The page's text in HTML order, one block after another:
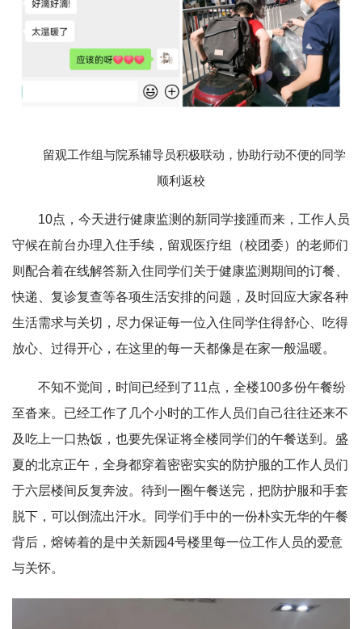
留观工作组与院系辅导员积极联动，协助行动不便的同学
顺利返校
10点，今天进行健康监测的新同学接踵而来，工作人员
守候在前台办理入住手续，留观医疗组（校团委）的老师们
则配合着在线解答新入住同学们关于健康监测期间的订餐、
快递、复诊复查等各项生活安排的问题，及时回应大家各种
生活需求与关切，尽力保证每一位入住同学住得舒心、吃得
放心、过得开心，在这里的每一天都像是在家一般温暖。
不知不觉间，时间已经到了11点，全楼100多份午餐纷
至沓来。已经工作了几个小时的工作人员们自己往往还来不
及吃上一口热饭，也要先保证将全楼同学们的午餐送到。盛
夏的北京正午，全身都穿着密密实实的防护服的工作人员们
于六层楼间反复奔波。待到一圈午餐送完，把防护服和手套
脱下，可以倒流出汗水。同学们手中的一份朴实无华的午餐
背后，熔铸着的是中关新园4号楼里每一位工作人员的爱意
与关怀。